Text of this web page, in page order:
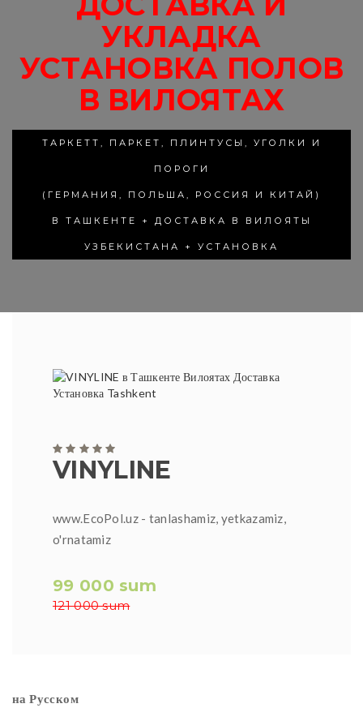
УКЛАДКА
УСТАНОВКА ПОЛОВ
В ВИЛОЯТАХ
ТАРКЕТТ, ПАРКЕТ, ПЛИНТУСЫ, УГОЛКИ И
ПОРОГИ
(ГЕРМАНИЯ, ПОЛЬША, РОССИЯ И КИТАЙ)
В ТАШКЕНТЕ + ДОСТАВКА В ВИЛОЯТЫ
УЗБЕКИСТАНА + УСТАНОВКА
VINYLINE
www.EcoPol.uz - tanlashamiz, yetkazamiz,
o'rnatamiz
99 000 sum
121 000 sum
на Русском